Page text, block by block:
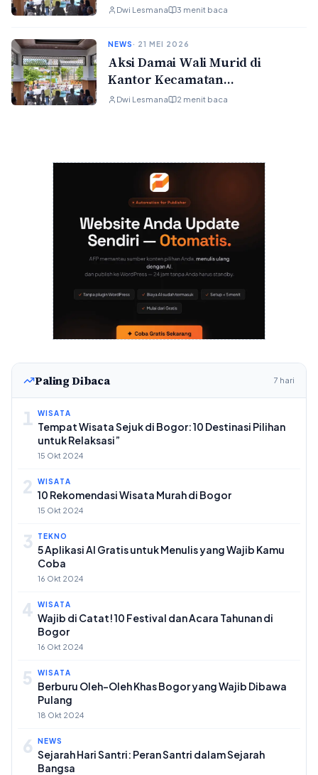
Rancabungur Terkait Dugaan
Dwi Lesmana 3 menit baca
NEWS· 21 MEI 2026
Aksi Damai Wali Murid di
Kantor Kecamatan
Rancabungur Terkait Dugaan
Dwi Lesmana 2 menit baca
Paling Dibaca 7 hari
1 WISATA
Tempat Wisata Sejuk di Bogor: 10 Destinasi Pilihan
untuk Relaksasi”
15 Okt 2024
2 WISATA
10 Rekomendasi Wisata Murah di Bogor
15 Okt 2024
3 TEKNO
5 Aplikasi AI Gratis untuk Menulis yang Wajib Kamu
Coba
16 Okt 2024
4 WISATA
Wajib di Catat! 10 Festival dan Acara Tahunan di
Bogor
16 Okt 2024
5 WISATA
Berburu Oleh-Oleh Khas Bogor yang Wajib Dibawa
Pulang
18 Okt 2024
6 NEWS
Sejarah Hari Santri: Peran Santri dalam Sejarah
Bangsa